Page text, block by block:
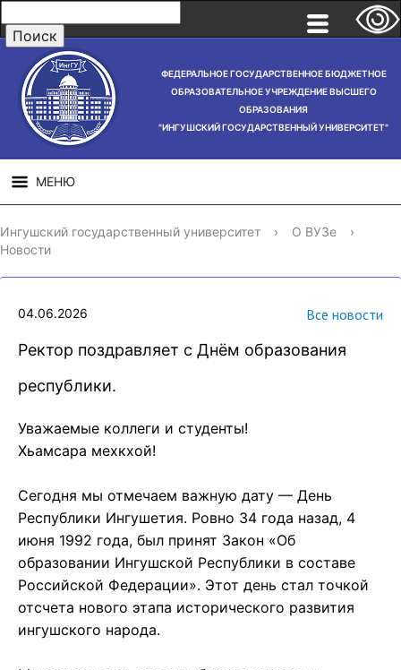
ФЕДЕРАЛЬНОЕ ГОСУДАРСТВЕННОЕ БЮДЖЕТНОЕ
ОБРАЗОВАТЕЛЬНОЕ УЧРЕЖДЕНИЕ ВЫСШЕГО
ОБРАЗОВАНИЯ
"ИНГУШСКИЙ ГОСУДАРСТВЕННЫЙ УНИВЕРСИТЕТ"
МЕНЮ
СВЕДЕНИЯ ОБ
ОБРАЗОВАТЕЛЬНОЙ
НАУЧНАЯ
ДЕЯТЕЛЬНОСТЬ
Ингушский государственный университет › О ВУЗе
›
Новости
04.06.2026 Все новости
Ректор поздравляет с Днём образования
республики.
Уважаемые коллеги и студенты!
Хьамсара мехкхой!
Сегодня мы отмечаем важную дату — День
Республики Ингушетия. Ровно 34 года назад, 4
июня 1992 года, был принят Закон «Об
образовании Ингушской Республики в составе
Российской Федерации». Этот день стал точкой
отсчета нового этапа исторического развития
ингушского народа.